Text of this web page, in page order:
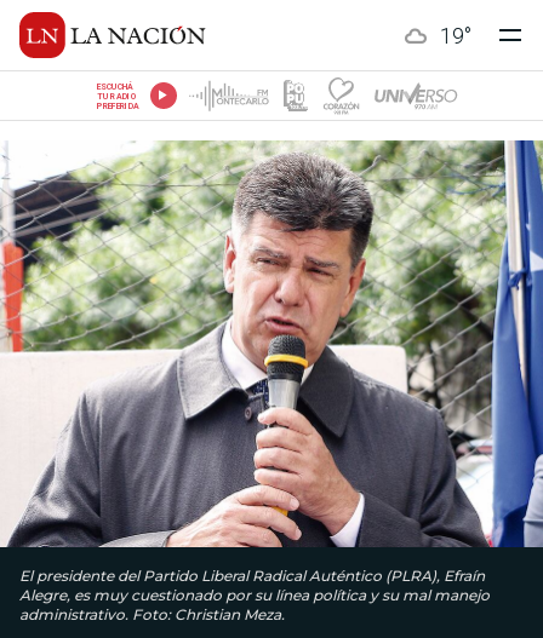
19°
ESCUCHÁ
TU RADIO
PREFERIDA
El presidente del Partido Liberal Radical Auténtico (PLRA), Efraín
Alegre, es muy cuestionado por su línea política y su mal manejo
administrativo. Foto: Christian Meza.